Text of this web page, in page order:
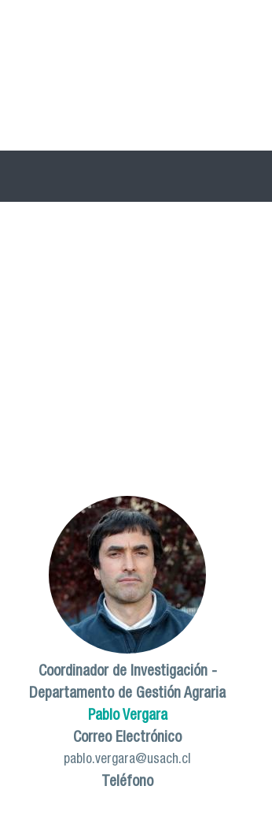
Coordinador de Investigación -
Departamento de Gestión Agraria
Pablo Vergara
Correo Electrónico
pablo.vergara@usach.cl
Teléfono